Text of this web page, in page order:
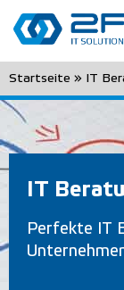
Startseite » IT
IT
Perfekte IT